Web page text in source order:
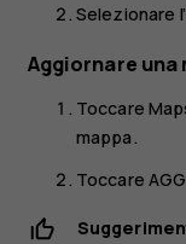
Selezionare
Aggiornare una
Toccare
mappa.
Toccare